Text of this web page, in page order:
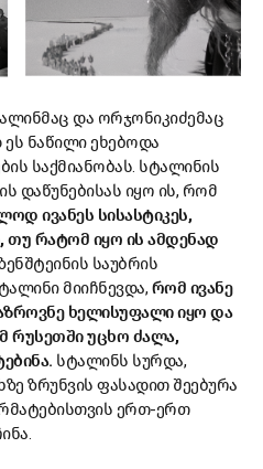
და ორჯონიკიძემაც
ნაწილი ეხებოდა
საქმიანობას. სტალინის
დაწუნებისას იყო ის, რომ
ივანეს სისასტიკეს,
თუ რატომ იყო ის ამდენად
საუბრის
მიიჩნევდა, რომ ივანე
ხელისუფალიიყო და
რუსეთშიუცხო ძალა,
სტალინს სურდა,
ზრუნვის ფასადით შეებურა
ერთ-ერთ